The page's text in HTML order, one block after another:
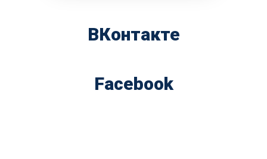
ВКонтакте
Facebook